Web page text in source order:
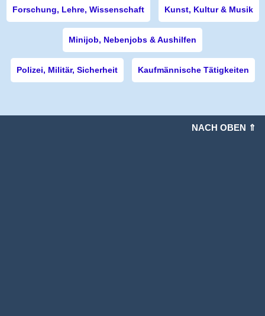
Forschung, Lehre, Wissenschaft Kunst, Kultur & Musik
Minijob, Nebenjobs & Aushilfen
Polizei, Militär, Sicherheit Kaufmännische Tätigkeiten
NACH OBEN ⇑